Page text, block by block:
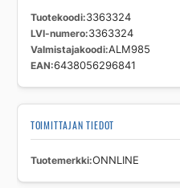
Tuotekoodi 3363324
LVI-numero 3363324
Valmistajakoodi ALM985
EAN 6438056296841
TOIMITTAJAN TIEDOT
Tuotemerkki ONNLINE